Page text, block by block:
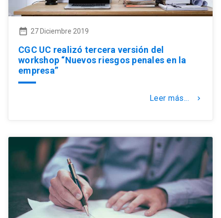
date_range 27 Diciembre 2019
CGC UC realizó tercera versión del
workshop “Nuevos riesgos penales en la
empresa”
Leer más... keyboard_arrow_right